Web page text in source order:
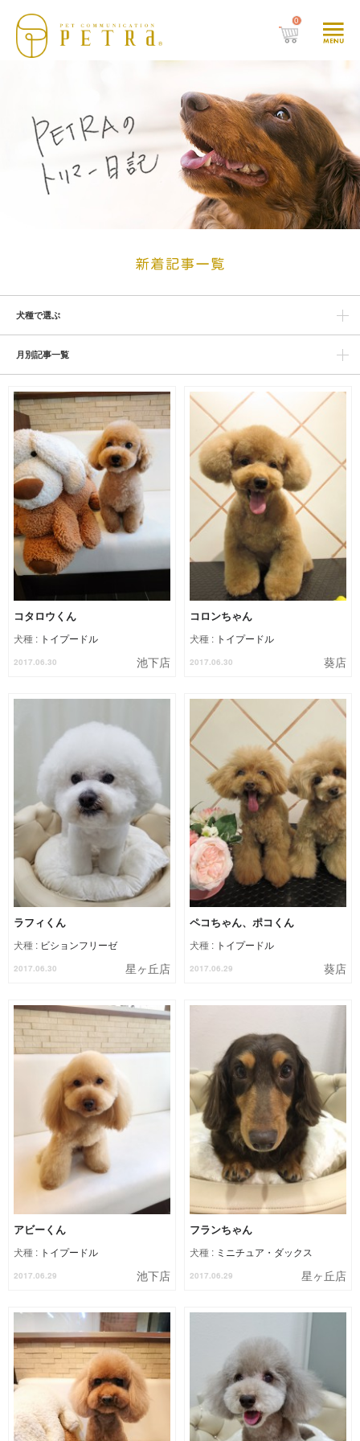
0
犬種で選ぶ
月別記事一覧
コタロウくん
犬種 : トイプードル
2017.06.30 池下店
コロンちゃん
犬種 : トイプードル
2017.06.30 葵店
ラフィくん
犬種 : ビションフリーゼ
2017.06.30 星ヶ丘店
ペコちゃん、ポコくん
犬種 : トイプードル
2017.06.29 葵店
アビーくん
犬種 : トイプードル
2017.06.29 池下店
フランちゃん
犬種 : ミニチュア・ダックス
2017.06.29 星ヶ丘店